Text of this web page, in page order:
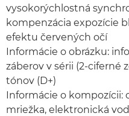
vysokorýchlostná
kompenzácia expozície
efektu červených očí
Informácie o obrázku:
záberov v sérii (2-ciferné
tónov (D+)
Informácie o kompozícii:
mriežka, elektronická